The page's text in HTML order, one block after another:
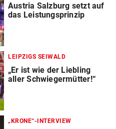
Austria Salzburg setzt auf
das Leistungsprinzip
LEIPZIGS SEIWALD
„Er ist wie der Liebling
aller Schwiegermütter!“
„KRONE“-INTERVIEW